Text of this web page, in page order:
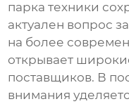
парка техники
актуален вопрос
на более
открывает
поставщиков. В
внимания